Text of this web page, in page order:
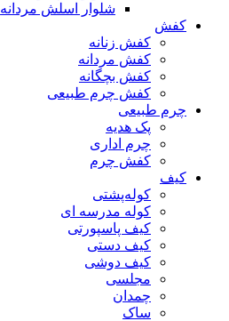
شلوار اسلش مردانه
کفش
کفش زنانه
کفش مردانه
کفش بچگانه
کفش چرم طبیعی
چرم طبیعی
پک هدیه
چرم اداری
کفش چرم
کیف
کوله‌پشتی
کوله مدرسه ای
کیف پاسپورتی
کیف دستی
کیف دوشی
مجلسی
چمدان
ساک